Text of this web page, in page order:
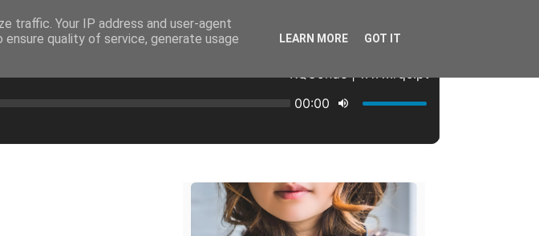
OUVIR EM DIRETO
traffic. Your IP address and user-agent
quality of service, generate usage
LEARN MORE GOT IT